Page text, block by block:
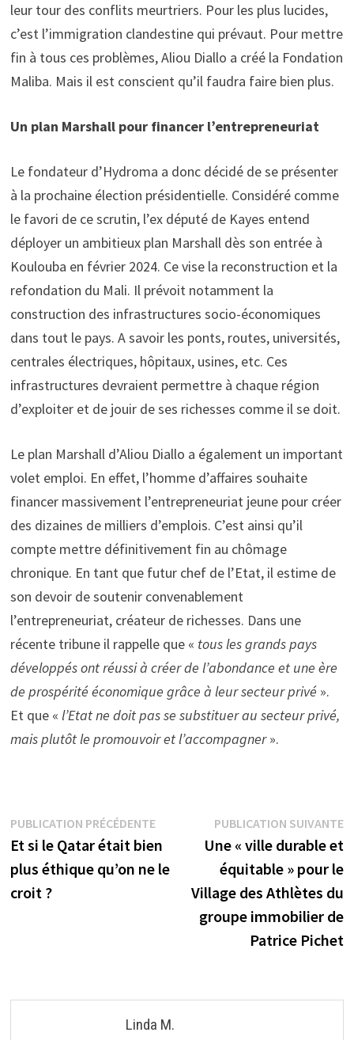
leur tour des conflits meurtriers. Pour les plus lucides,
c’est l’immigration clandestine qui prévaut. Pour mettre
fin à tous ces problèmes, Aliou Diallo a créé la Fondation
Maliba. Mais il est conscient qu’il faudra faire bien plus.
Un plan Marshall pour financer l’entrepreneuriat
Le fondateur d’Hydroma a donc décidé de se présenter
à la prochaine élection présidentielle. Considéré comme
le favori de ce scrutin, l’ex député de Kayes entend
déployer un ambitieux plan Marshall dès son entrée à
Koulouba en février 2024. Ce vise la reconstruction et la
refondation du Mali. Il prévoit notamment la
construction des infrastructures socio-économiques
dans tout le pays. A savoir les ponts, routes, universités,
centrales électriques, hôpitaux, usines, etc. Ces
infrastructures devraient permettre à chaque région
d’exploiter et de jouir de ses richesses comme il se doit.
Le plan Marshall d’Aliou Diallo a également un important
volet emploi. En effet, l’homme d’affaires souhaite
financer massivement l’entrepreneuriat jeune pour créer
des dizaines de milliers d’emplois. C’est ainsi qu’il
compte mettre définitivement fin au chômage
chronique. En tant que futur chef de l’Etat, il estime de
son devoir de soutenir convenablement
l’entrepreneuriat, créateur de richesses. Dans une
récente tribune il rappelle que « tous les grands pays
développés ont réussi à créer de l’abondance et une ère
de prospérité économique grâce à leur secteur privé ».
Et que « l’Etat ne doit pas se substituer au secteur privé,
mais plutôt le promouvoir et l’accompagner».
Navigation
de
l’article
PUBLICATION PRÉCÉDENTEPublication
précédente :
Et si le Qatar était bien
plus éthique qu’on ne le
croit ?
PUBLICATION SUIVANTE
Une « ville durable et
équitable » pour le
Village des Athlètes du
groupe immobilier de
Patrice Pichet
Linda M.